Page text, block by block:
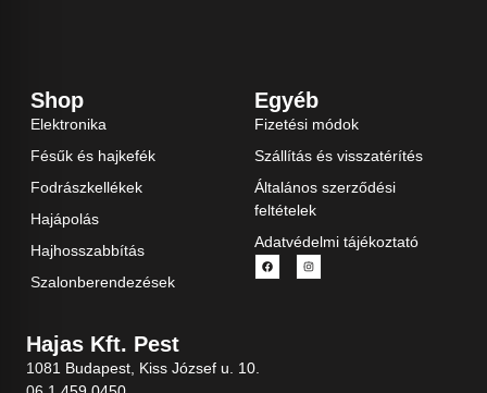
Shop
Elektronika
Fésűk és hajkefék
Fodrászkellékek
Hajápolás
Hajhosszabbítás
Szalonberendezések
Egyéb
Fizetési módok
Szállítás és visszatérítés
Általános szerződési
feltételek
Adatvédelmi tájékoztató
Hajas Kft. Pest
1081 Budapest, Kiss József u. 10.